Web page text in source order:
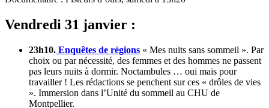
Vendredi 31 janvier :
23h10. Enquêtes de régions « Mes nuits sans sommeil ». Par
choix ou par nécessité, des femmes et des hommes ne passent
pas leurs nuits à dormir. Noctambules … oui mais pour
travailler ! Les rédactions se penchent sur ces « drôles de vies
». Immersion dans l’Unité du sommeil au CHU de
Montpellier.